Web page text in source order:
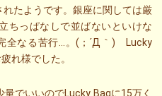
たようです。銀座に関しては厳
ちっぱなしで並ばないといけな
全なる苦行…。(；´Д｀) Lucky
れ様でした。
でいいのでLucky Bagに15万く